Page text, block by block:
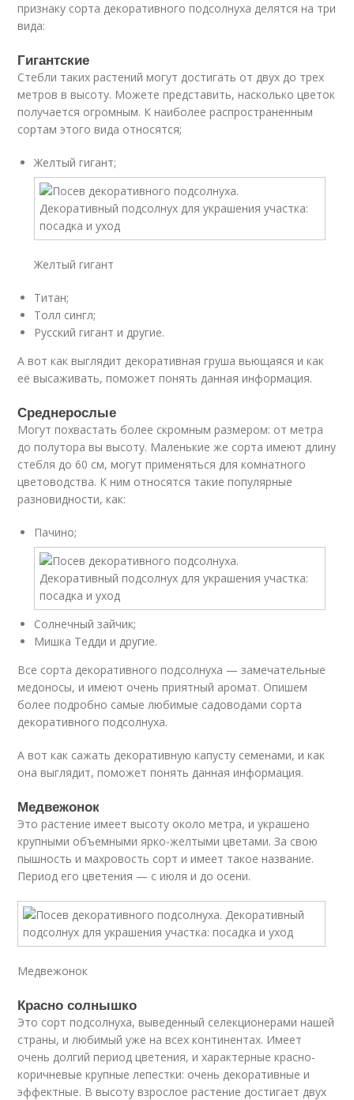
признаку сорта декоративного подсолнуха делятся на три
вида:
Гигантские
Стебли таких растений могут достигать от двух до трех
метров в высоту. Можете представить, насколько цветок
получается огромным. К наиболее распространенным
сортам этого вида относятся;
Желтый гигант;
Желтый гигант
Титан;
Толл сингл;
Русский гигант и другие.
А вот как выглядит декоративная груша вьющаяся и как
её высаживать, поможет понять данная информация.
Среднерослые
Могут похвастать более скромным размером: от метра
до полутора вы высоту. Маленькие же сорта имеют длину
стебля до 60 см, могут применяться для комнатного
цветоводства. К ним относятся такие популярные
разновидности, как:
Пачино;
Солнечный зайчик;
Мишка Тедди и другие.
Все сорта декоративного подсолнуха — замечательные
медоносы, и имеют очень приятный аромат. Опишем
более подробно самые любимые садоводами сорта
декоративного подсолнуха.
А вот как сажать декоративную капусту семенами, и как
она выглядит, поможет понять данная информация.
Медвежонок
Это растение имеет высоту около метра, и украшено
крупными объемными ярко-желтыми цветами. За свою
пышность и махровость сорт и имеет такое название.
Период его цветения — с июля и до осени.
Медвежонок
Красно солнышко
Это сорт подсолнуха, выведенный селекционерами нашей
страны, и любимый уже на всех континентах. Имеет
очень долгий период цветения, и характерные красно-
коричневые крупные лепестки: очень декоративные и
эффектные. В высоту взрослое растение достигает двух